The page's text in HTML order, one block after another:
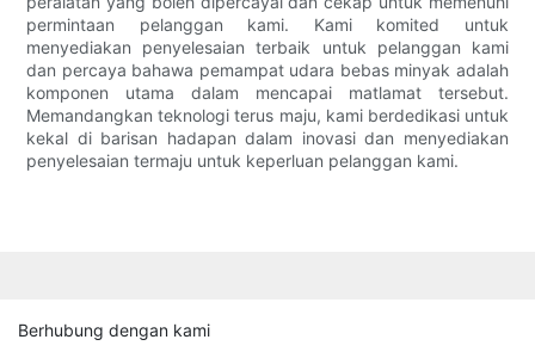
permintaan pelanggan kami. Kami komited untuk
menyediakan penyelesaian terbaik untuk pelanggan kami
dan percaya bahawa pemampat udara bebas minyak adalah
komponen utama dalam mencapai matlamat tersebut.
Memandangkan teknologi terus maju, kami berdedikasi untuk
kekal di barisan hadapan dalam inovasi dan menyediakan
penyelesaian termaju untuk keperluan pelanggan kami.
Berhubung dengan kami